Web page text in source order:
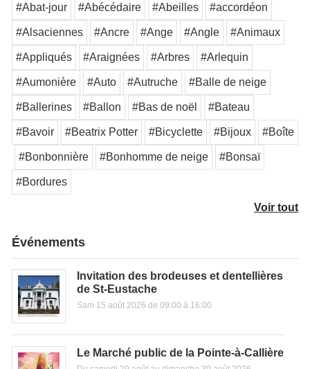
#Abat-jour #Abécédaire #Abeilles #accordéon
#Alsaciennes #Ancre #Ange #Angle #Animaux
#Appliqués #Araignées #Arbres #Arlequin
#Aumonière #Auto #Autruche #Balle de neige
#Ballerines #Ballon #Bas de noël #Bateau
#Bavoir #Beatrix Potter #Bicyclette #Bijoux #Boîte
#Bonbonnière #Bonhomme de neige #Bonsaï
#Bordures
Voir tout
Événements
Invitation des brodeuses et dentellières
de St-Eustache
Sam 15 août 2026 de 09:00 à 16:00
Le Marché public de la Pointe-à-Callière